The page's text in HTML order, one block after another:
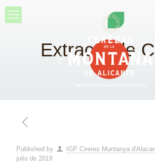
Extracto de
Published by IGP Cireres Muntanya
julio de 2019